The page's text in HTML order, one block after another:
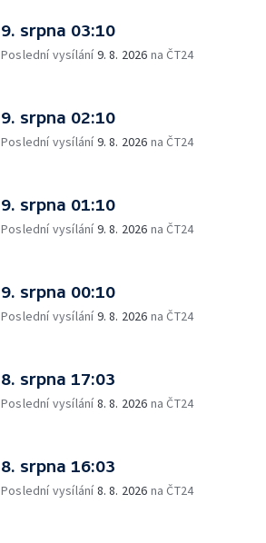
9. srpna 03:10
Poslední vysílání9. 8. 2026 na ČT24
9. srpna 02:10
Poslední vysílání9. 8. 2026 na ČT24
9. srpna 01:10
Poslední vysílání9. 8. 2026 na ČT24
9. srpna 00:10
Poslední vysílání9. 8. 2026 na ČT24
8. srpna 17:03
Poslední vysílání8. 8. 2026 na ČT24
8. srpna 16:03
Poslední vysílání8. 8. 2026 na ČT24